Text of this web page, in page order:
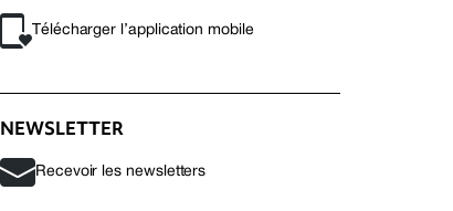
Télécharger l’application mobile
NEWSLETTER
Recevoir les newsletters